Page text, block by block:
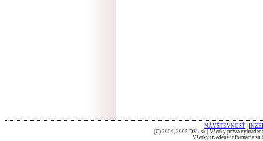
NÁVŠTEVNOSŤ
(C) 2004, 2005 DSL.sk | Všetky práva
Všetky uvedené informácie sú